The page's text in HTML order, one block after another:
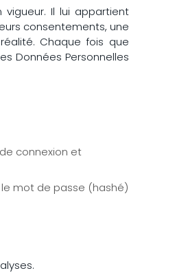
Il lui appartient
consentements, une
Chaque fois que
Données Personnelles
connexion et
mot de passe (hashé)